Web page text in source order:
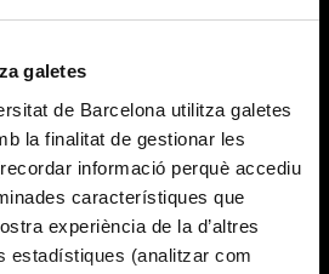
galetes
de Barcelona utilitza galetes
la finalitat de gestionar les
informació perquè accediu
característiques que
experiència de la d’altres
estadístiques (analitzar com